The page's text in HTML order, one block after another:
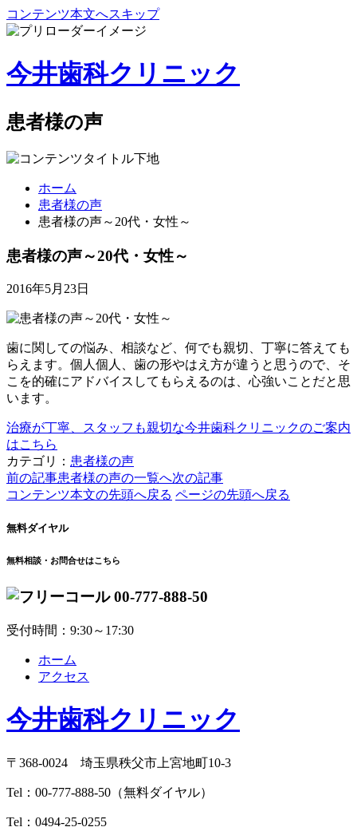
コンテンツ本文へスキップ
今井歯科クリニック
患者様の声
ホーム
患者様の声
患者様の声～20代・女性～
患者様の声～20代・女性～
2016年5月23日
歯に関しての悩み、相談など、何でも親切、丁寧に答えても
らえます。個人個人、歯の形やはえ方が違うと思うので、そ
こを的確にアドバイスしてもらえるのは、心強いことだと思
います。
治療が丁寧、スタッフも親切な今井歯科クリニックのご案内
はこちら
カテゴリ： 患者様の声
前の記事患者様の声の一覧へ次の記事
コンテンツ本文の先頭へ戻る ページの先頭へ戻る
無料ダイヤル
無料相談・お問合せはこちら
00-777-888-50
受付時間：9:30～17:30
ホーム
アクセス
今井歯科クリニック
〒368-0024 埼玉県秩父市上宮地町10-3
Tel： 00-777-888-50 （無料ダイヤル）
Tel： 0494-25-0255